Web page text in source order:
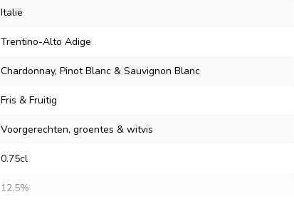
Italië
Trentino-Alto Adige
Chardonnay, Pinot Blanc & Sauvignon Blanc
Fris & Fruitig
Voorgerechten, groentes & witvis
0.75cl
12,5%